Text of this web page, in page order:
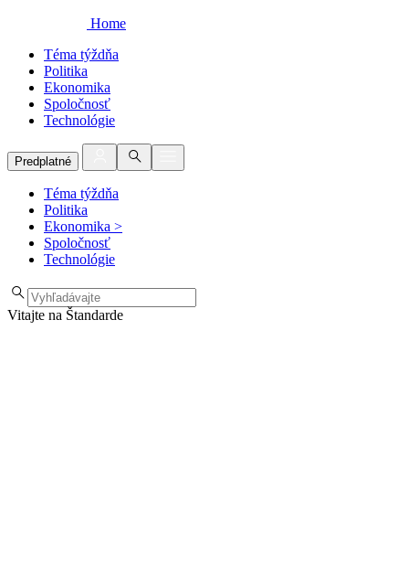
Home
Téma týždňa
Politika
Ekonomika
Spoločnosť
Technológie
Predplatné
Téma týždňa
Politika
Ekonomika >
Spoločnosť
Technológie
Vitajte na Štandarde